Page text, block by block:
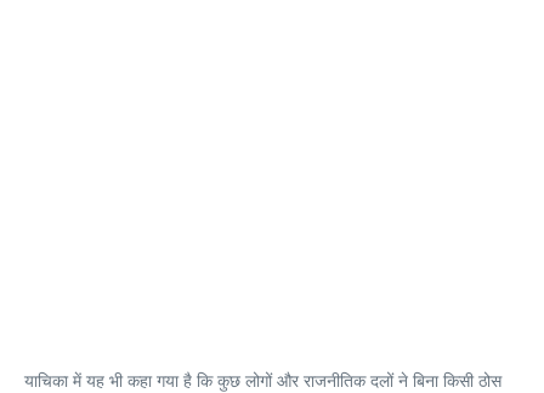
याचिका में यह भी कहा गया है कि कुछ लोगों और राजनीतिक दलों ने बिना किसी ठोस